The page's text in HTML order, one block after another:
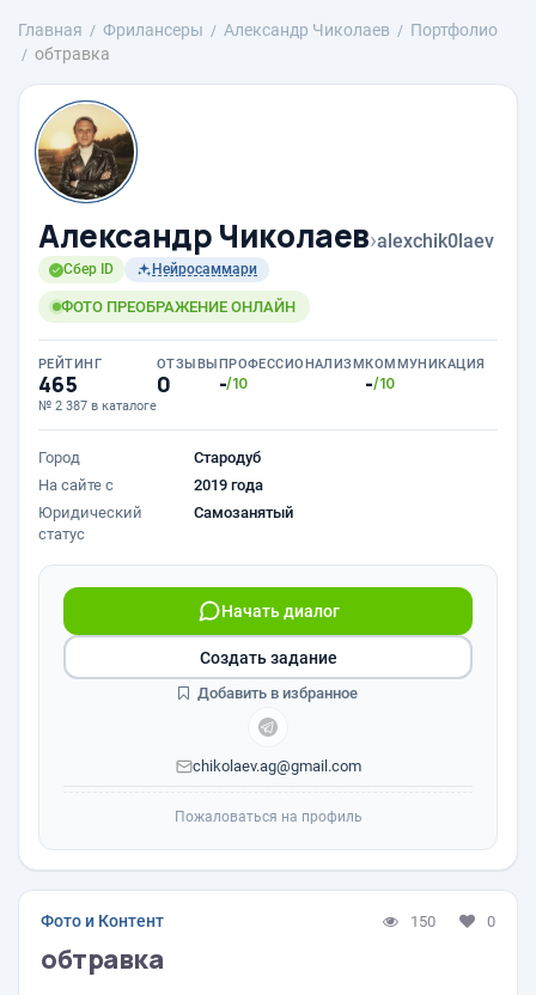
Главная Фрилансеры Александр Чиколаев
Портфолио
обтравка
Александр Чиколаев›alexchik0laev
Сбер ID Нейросаммари
ФОТО ПРЕОБРАЖЕНИЕ ОНЛАЙН
РЕЙТИНГ
465
№ 2 387 в каталоге
ОТЗЫВЫ
0
ПРОФЕССИОНАЛИЗМ
-/10
КОММУНИКАЦИЯ
-/10
Город
Стародуб
На сайте с
2019 года
Юридический
статус
Самозанятый
Начать диалог
chikolaev.ag@gmail.com
Создать задание
Добавить в избранное
Пожаловаться на профиль
Фото и Контент 150 0
обтравка